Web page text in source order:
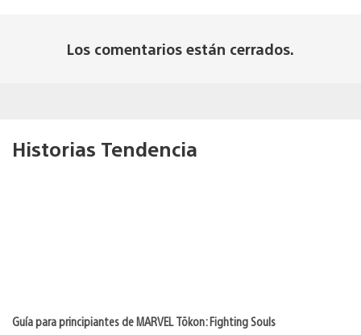
Los comentarios están cerrados.
Historias Tendencia
Guía para principiantes de MARVEL Tōkon: Fighting Souls